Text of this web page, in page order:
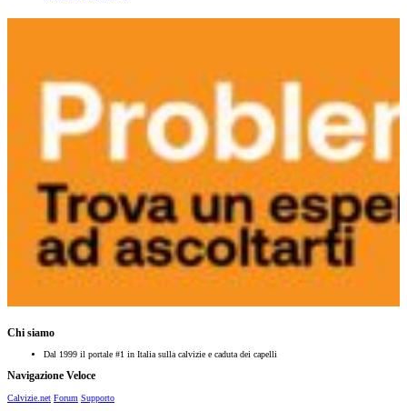
Chi siamo
Dal 1999 il portale #1 in Italia sulla calvizie e caduta dei capelli
Navigazione Veloce
Calvizie.net Forum Supporto